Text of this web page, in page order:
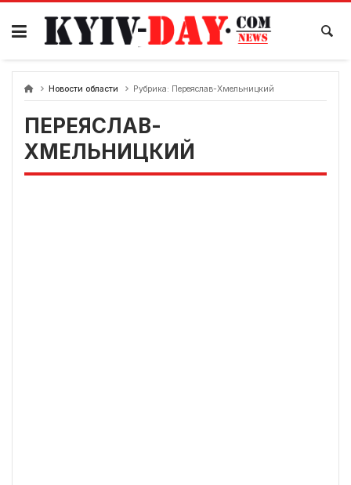
перейти
содержанию
Новости области Рубрика: Переяслав-Хмельницкий
ПЕРЕЯСЛАВ-
ХМЕЛЬНИЦКИЙ